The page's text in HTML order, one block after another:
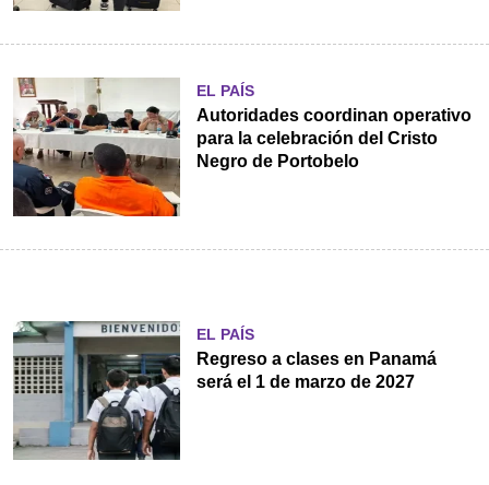
EL PAÍS
Autoridades coordinan operativo
para la celebración del Cristo
Negro de Portobelo
EL PAÍS
Regreso a clases en Panamá
será el 1 de marzo de 2027